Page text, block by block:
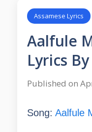
Assamese Lyrics
Aalfule
Lyrics
Published on
Song: Aalfule